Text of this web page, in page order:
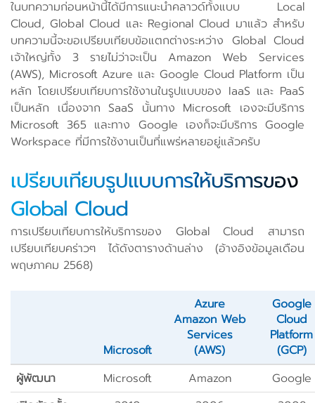
ในบทความก่อนหน้านี้ได้มีการแนะนำคลาวด์ทั้งแบบ Local
Cloud, Global Cloud และ Regional Cloud มาแล้ว สำหรับ
บทความนี้จะขอเปรียบเทียบข้อแตกต่างระหว่าง Global Cloud
เจ้าใหญ่ทั้ง 3 รายไม่ว่าจะเป็น Amazon Web Services
(AWS), Microsoft Azure และ Google Cloud Platform เป็น
หลัก โดยเปรียบเทียบการใช้งานในรูปแบบของ IaaS และ PaaS
เป็นหลัก เนื่องจาก SaaS นั้นทาง Microsoft เองจะมีบริการ
Microsoft 365 และทาง Google เองก็จะมีบริการ Google
Workspace ที่มีการใช้งานเป็นที่แพร่หลายอยู่แล้วครับ
เปรียบเทียบรูปแบบการให้บริการของ
Global Cloud
การเปรียบเทียบการให้บริการของ Global Cloud สามารถ
เปรียบเทียบคร่าวๆ ได้ดังตารางด้านล่าง (อ้างอิงข้อมูลเดือน
พฤษภาคม 2568)
Microsoft
Azure
Amazon Web
Services
(AWS)
Google
Cloud
Platform
(GCP)
ผู้พัฒนา
Microsoft Amazon
Google